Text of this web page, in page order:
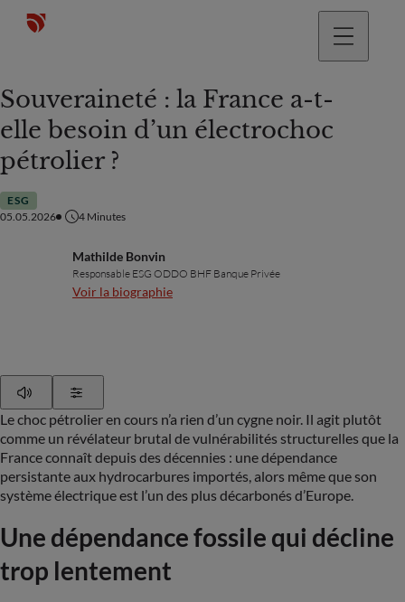
Souveraineté : la France a-t-
elle besoin d’un électrochoc
pétrolier ?
ESG
05.05.2026
4 Minutes
Mathilde Bonvin
Responsable ESG ODDO BHF Banque Privée
Voir la biographie
Le choc pétrolier en cours n’a rien d’un cygne noir. Il agit plutôt
comme un révélateur brutal de vulnérabilités structurelles que la
France connaît depuis des décennies : une dépendance
persistante aux hydrocarbures importés, alors même que son
système électrique est l’un des plus décarbonés d’Europe.
Une dépendance fossile qui décline
trop lentement